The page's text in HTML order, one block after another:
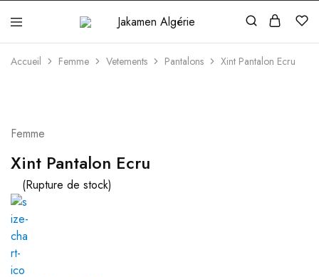
Jakamen
Algérie
Accueil Femme Vetements Pantalons Xint Pantalon Ecru
Femme
Xint Pantalon Ecru
(Rupture de stock)